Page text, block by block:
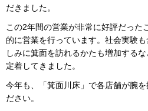
だきました。
この2年間の営業が非常に好評だった
的に営業を行っています。社会実験
しみに箕面を訪れるかたも増加する
定着してきました。
今年も、「箕面川床」で各店舗が腕
ださい。